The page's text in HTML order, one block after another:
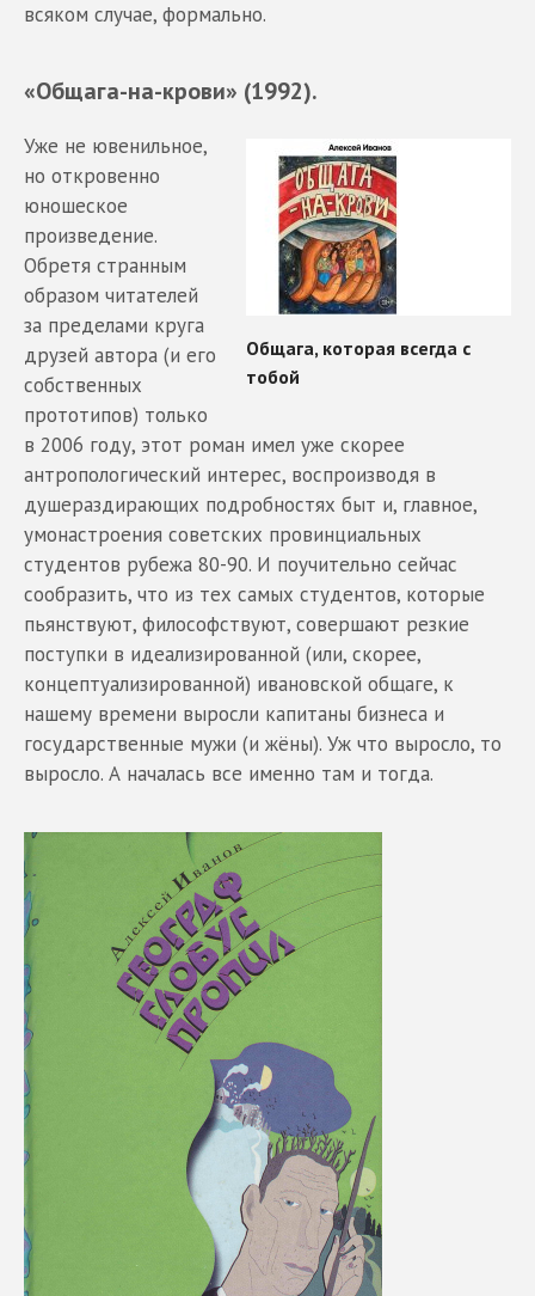
всяком случае, формально.
«Общага-на-крови» (1992).
Уже не ювенильное,
но откровенно
юношеское
произведение.
Обретя странным
образом читателей
за пределами круга
друзей автора (и его
собственных
прототипов) только
в 2006 году, этот роман имел уже скорее
антропологический интерес, воспроизводя в
душераздирающих подробностях быт и, главное,
умонастроения советских провинциальных
студентов рубежа 80-90. И поучительно сейчас
сообразить, что из тех самых студентов, которые
пьянствуют, философствуют, совершают резкие
поступки в идеализированной (или, скорее,
концептуализированной) ивановской общаге, к
нашему времени выросли капитаны бизнеса и
государственные мужи (и жёны). Уж что выросло, то
выросло. А началась все именно там и тогда.